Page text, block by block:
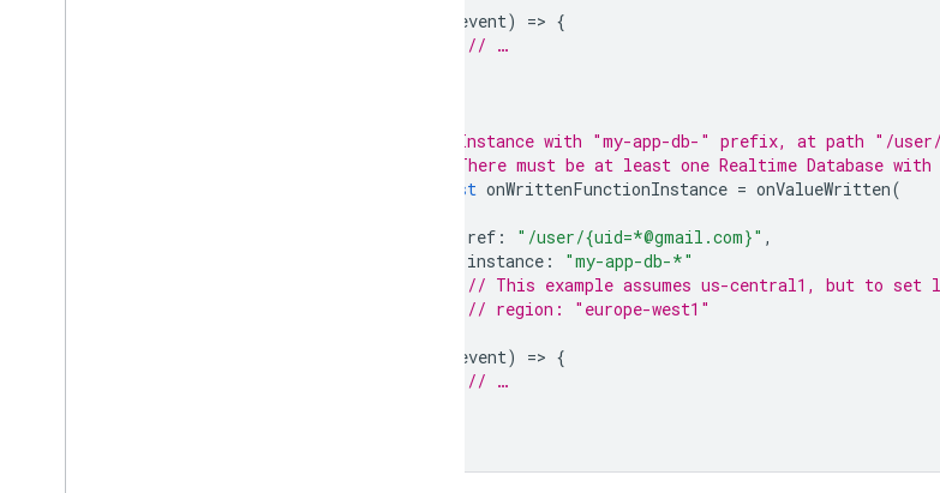
event) => {
// …
// Instance with "my-app-db-" prefix, at path "/user/
// There must be at least one Realtime Database with
const onWrittenFunctionInstance = onValueWritten(
ref : "/user/{uid=*@gmail.com}" ,
instance :
"my-app-db-*"
// This example assumes us-central1, but to set
// region: "europe-west1"
event) => {
// …